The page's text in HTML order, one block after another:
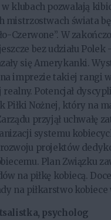
klubach pozwalają
mistrzostwach świata
Czerwone”. W
bez udziału Polek
się Amerykanki.
imprezie takiej rangi
realny. Potencjał
Piłki Nożnej, który na
przyjął uchwałę
systemu
projektów
Plan Związku
na piłkę kobiecą.
na piłkarstwo kobiece
psycholog